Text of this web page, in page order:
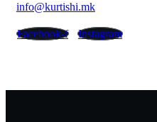
info@kurtishi.mk
Facebook-f Instagram